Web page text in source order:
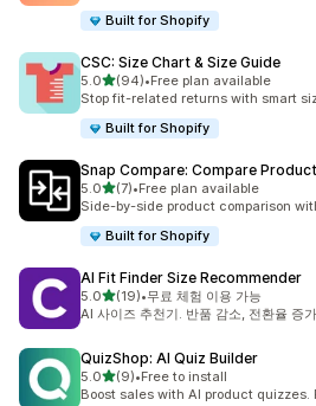
Built for Shopify
CSC: Size Chart & Size Guide
5.0별 5개 중
(94)
총 리뷰 94개
•Free plan available
Stop fit-related returns with smart
Built for Shopify
Snap Compare: Compare
5.0별 5개 중
(7)
총 리뷰 7개
•Free plan available
Side-by-side product comparison
Built for Shopify
AI Fit Finder Size Recommender
5.0별 5개 중
(19)
총 리뷰 19개
•무료 체험 이용 가능
AI 사이즈 추천기. 반품 감소, 전환율 증
QuizShop: AI Quiz Builder
5.0별 5개 중
(9)
총 리뷰 9개
•Free to install
Boost sales with AI product